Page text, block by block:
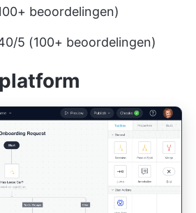
beoordelingen)
5 (100+ beoordelingen)